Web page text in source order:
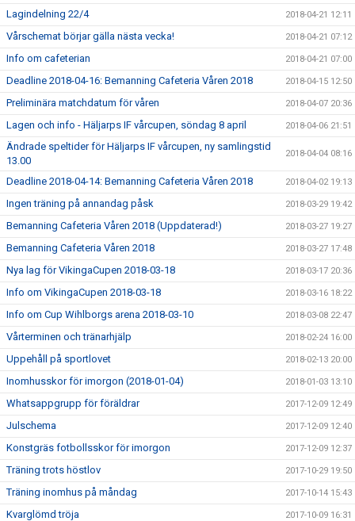
Lagindelning 22/4 2018-04-21 12:11
Vårschemat börjar gälla nästa vecka! 2018-04-21 07:12
Info om cafeterian 2018-04-21 07:00
Deadline 2018-04-16: Bemanning Cafeteria Våren 2018 2018-04-15 12:50
Preliminära matchdatum för våren 2018-04-07 20:36
Lagen och info - Häljarps IF vårcupen, söndag 8 april 2018-04-06 21:51
Ändrade speltider för Häljarps IF vårcupen, ny samlingstid
13.00
2018-04-04 08:16
Deadline 2018-04-14: Bemanning Cafeteria Våren 2018 2018-04-02 19:13
Ingen träning på annandag påsk 2018-03-29 19:42
Bemanning Cafeteria Våren 2018 (Uppdaterad!) 2018-03-27 19:27
Bemanning Cafeteria Våren 2018 2018-03-27 17:48
Nya lag för VikingaCupen 2018-03-18 2018-03-17 20:36
Info om VikingaCupen 2018-03-18 2018-03-16 18:22
Info om Cup Wihlborgs arena 2018-03-10 2018-03-08 22:47
Vårterminen och tränarhjälp 2018-02-24 16:00
Uppehåll på sportlovet 2018-02-13 20:00
Inomhusskor för imorgon (2018-01-04) 2018-01-03 13:10
Whatsappgrupp för föräldrar 2017-12-09 12:49
Julschema 2017-12-09 12:40
Konstgräs fotbollsskor för imorgon 2017-12-09 12:37
Träning trots höstlov 2017-10-29 19:50
Träning inomhus på måndag 2017-10-14 15:43
Kvarglömd tröja 2017-10-09 16:31